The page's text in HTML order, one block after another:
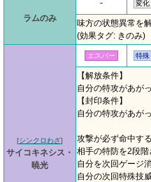
ラムのみ
- 変化
味方の状態異常を
(効果タグ: きのみ)
[シンクロわざ]
サイコキネシス・
暁光
エスパー 特殊
【解放条件】
自分の特攻があが
【封印条件】
自分の特攻があが
攻撃が必ず命中する
相手の特防を2段階
自分を次回ゲージ
自分の次回特殊技